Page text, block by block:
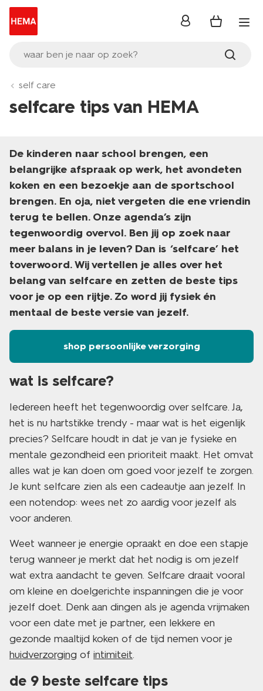
waar ben je naar op zoek?
inloggen
self care
selfcare tips van HEMA
De kinderen naar school brengen, een
belangrijke afspraak op werk, het avondeten
koken en een bezoekje aan de sportschool
brengen. En oja, niet vergeten die ene vriendin
terug te bellen. Onze agenda’s zijn
tegenwoordig overvol. Ben jij op zoek naar
meer balans in je leven? Dan is ‘selfcare’ het
toverwoord. Wij vertellen je alles over het
belang van selfcare en zetten de beste tips
voor je op een rijtje. Zo word jij fysiek én
mentaal de beste versie van jezelf.
shop persoonlijke verzorging
wat is selfcare?
Iedereen heeft het tegenwoordig over selfcare. Ja,
het is nu hartstikke trendy - maar wat is het eigenlijk
precies? Selfcare houdt in dat je van je fysieke en
mentale gezondheid een prioriteit maakt. Het omvat
alles wat je kan doen om goed voor jezelf te zorgen.
Je kunt selfcare zien als een cadeautje aan jezelf. In
een notendop: wees net zo aardig voor jezelf als
voor anderen.
Weet wanneer je energie opraakt en doe een stapje
terug wanneer je merkt dat het nodig is om jezelf
wat extra aandacht te geven. Selfcare draait vooral
om kleine en doelgerichte inspanningen die je voor
jezelf doet. Denk aan dingen als je agenda vrijmaken
voor een date met je partner, een lekkere en
gezonde maaltijd koken of de tijd nemen voor je
huidverzorging of intimiteit.
de 9 beste selfcare tips